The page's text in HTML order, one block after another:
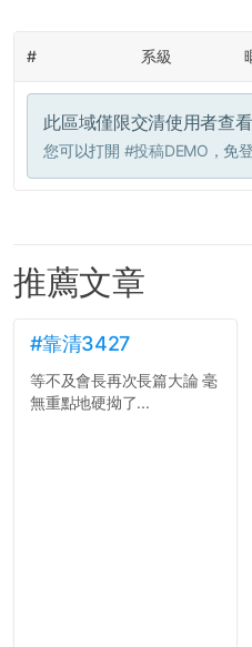
# 系級
此區域僅限交清使用者查看
您可以打開 #投稿DEMO ，免
推薦文章
#靠清3427
等不及會長再次長篇大論 毫
無重點地硬拗了...